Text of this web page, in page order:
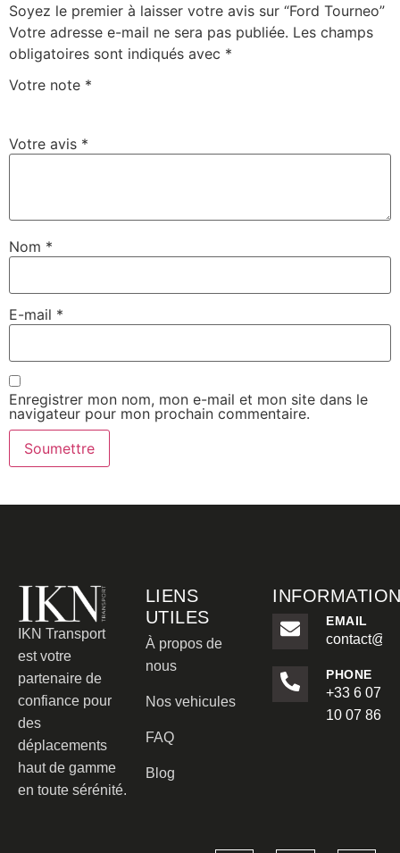
Soyez le premier à laisser votre avis sur “Ford Tourneo”
Votre adresse e-mail ne sera pas publiée. Les champs
obligatoires sont indiqués avec *
Votre note *
Votre avis *
Nom *
E-mail *
Enregistrer mon nom, mon e-mail et mon site dans le
navigateur pour mon prochain commentaire.
IKN Transport
est votre
partenaire de
confiance pour
des
déplacements
haut de gamme
en toute sérénité.
LIENS
UTILES
À propos de
nous
Nos vehicules
FAQ
Blog
EMAIL
PHONE
+33 6 07
10 07 86